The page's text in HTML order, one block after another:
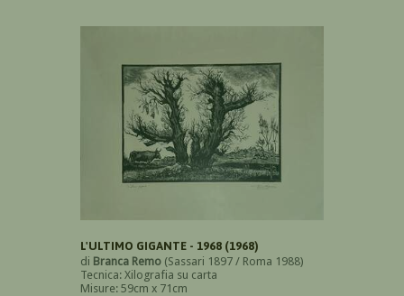
L'ULTIMO GIGANTE - 1968 (1968)
di Branca Remo (Sassari 1897 / Roma 1988)
Tecnica: Xilografia su carta
Misure: 59cm x 71cm